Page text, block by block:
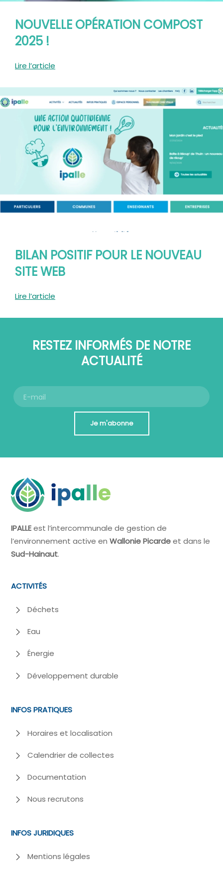
NOUVELLE OPÉRATION COMPOST
2025 !
Lire l’article
BILAN POSITIF POUR LE NOUVEAU
SITE WEB
Lire l’article
RESTEZ INFORMÉS DE NOTRE
ACTUALITÉ
Je m'abonne
IPALLEest l’intercommunale de gestion de
l’environnement active enWallonie Picardeet dans le
Sud-Hainaut.
ACTIVITÉS
Déchets
Eau
Énergie
Développement durable
INFOS PRATIQUES
Horaires et localisation
Calendrier de collectes
Documentation
Nous recrutons
INFOS JURIDIQUES
Mentions légales